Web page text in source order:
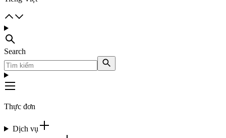
Search
Thực đơn
Dịch vụ